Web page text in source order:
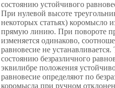
состоянию устойчивого
При нулевой высоте
некоторых статьях) коромысло
прямую линию. При повороте
изменяется одинаково,
равновесие не устанавливается.
состоянию безразличного
эквилибре положения
равновесие определяют по
коромысла при ручном